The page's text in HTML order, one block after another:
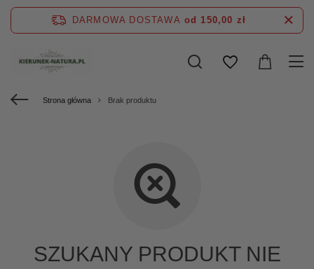
DARMOWA DOSTAWA od 150,00 zł
Strona główna Brak produktu
SZUKANY PRODUKT NIE